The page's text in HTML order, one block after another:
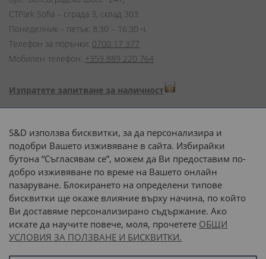
CTPark Sofia – сграда 3, склад 303
Понеделник – петък: 8:30 – 16:30 ч.
Телефон за поръчки: 0700 17 377
Мобилен телефон: +359 889 220 764
Изпратете запитване за наличност
Начини на плащане:
Доставка до адрес с:
или
наш транспорт
S&D използва бисквитки, за да персонализира и
подобри Вашето изживяване в сайта. Избирайки
бутона “Съгласявам се”, можем да Ви предоставим по-
добро изживяване по време на Вашето онлайн
пазаруване. Блокирането на определени типове
бисквитки ще окаже влияние върху начина, по който
Ви доставяме персонализирано съдържание. Ако
искате да научите повече, моля, прочетете ОБЩИ
УСЛОВИЯ ЗА ПОЛЗВАНЕ И БИСКВИТКИ.